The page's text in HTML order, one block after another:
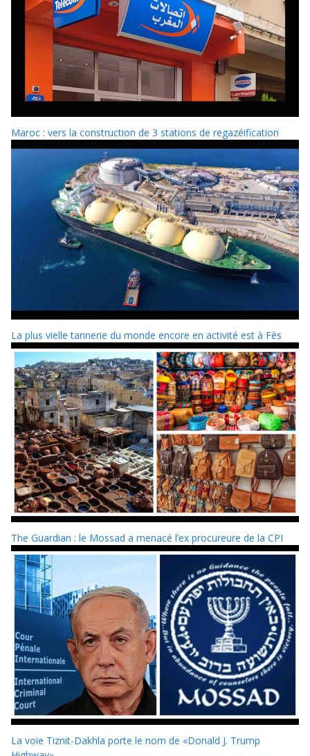
Maroc : vers la construction de 3 stations de regazéification
La plus vielle tannerie du monde encore en activité est à Fès
The Guardian : le Mossad a menacé l’ex procureure de la CPI
La voie Tiznit-Dakhla porte le nom de «Donald J. Trump